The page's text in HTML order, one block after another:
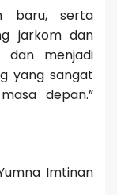
baru, serta
jarkom dan
dan menjadi
yang sangat
depan.”
Imtinan